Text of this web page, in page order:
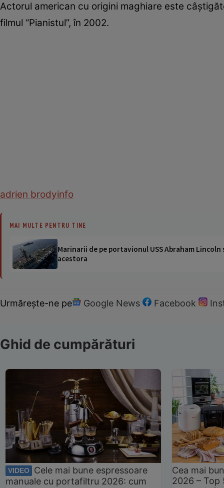
Actorul american cu origini maghiare este
filmul “Pianistul”, în 2002.
adrien brodyinfo
MAI MULTE PENTRU TINE
Marinarii de pe portavionul USS Abraham
acestora
Urmărește-ne pe Google News Facebook
Ghid de cumpărături
VIDEO
Cele mai bune espressoare
manuale cu portafiltru 2026: cum
Cea mai
2026 –